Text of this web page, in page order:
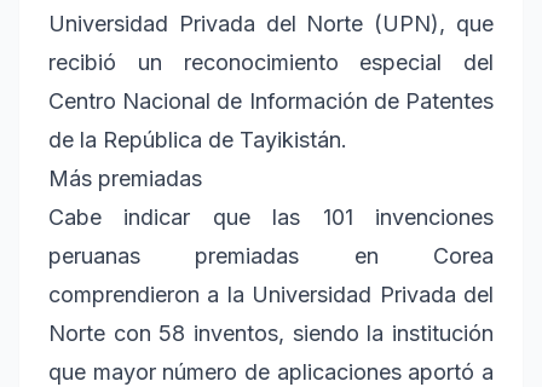
Universidad Privada del Norte (UPN), que
recibió un reconocimiento especial del
Centro Nacional de Información de Patentes
de la República de Tayikistán.
Más premiadas
Cabe indicar que las 101 invenciones
peruanas premiadas en Corea
comprendieron a la Universidad Privada del
Norte con 58 inventos, siendo la institución
que mayor número de aplicaciones aportó a